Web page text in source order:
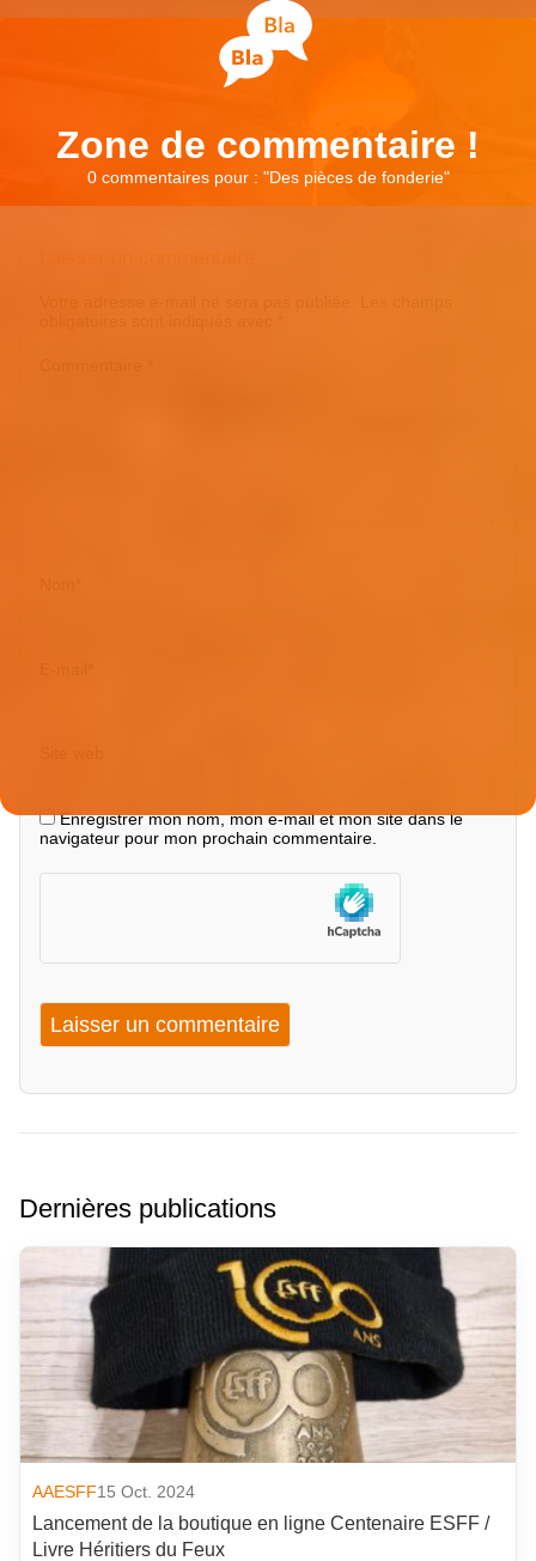
Zone de commentaire !
0 commentaires pour : "Des pièces de fonderie"
Enregistrer mon nom, mon e-mail et mon site dans le
navigateur pour mon prochain commentaire.
Dernières publications
AAESFF15 Oct. 2024
Lancement de la boutique en ligne Centenaire ESFF /
Livre Héritiers du Feux